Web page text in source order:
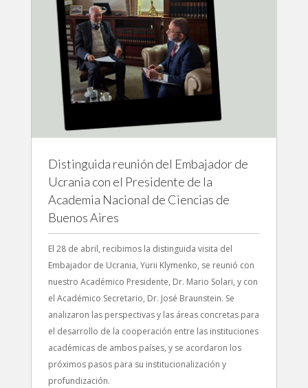
Distinguida reunión del Embajador de
Ucrania con el Presidente de la
Academia Nacional de Ciencias de
Buenos Aires
El 28 de abril, recibimos la distinguida visita del
Embajador de Ucrania, Yurii Klymenko, se reunió con
nuestro Académico Presidente, Dr. Mario Solari, y con
el Académico Secretario, Dr. José Braunstein. Se
analizaron las perspectivas y las áreas concretas para
el desarrollo de la cooperación entre las instituciones
académicas de ambos países, y se acordaron los
próximos pasos para su institucionalización y
profundización.